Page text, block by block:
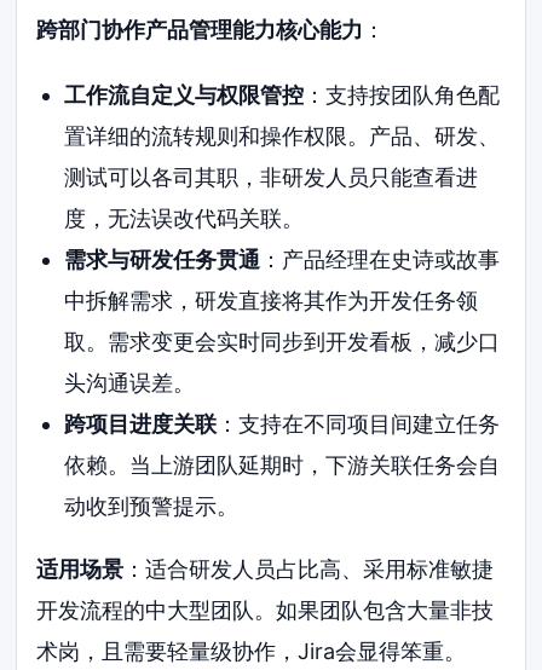
跨部门协作产品管理能力核心能力 ：
工作流自定义与权限管控：支持按团队角色配
置详细的流转规则和操作权限。产品、研发、
测试可以各司其职，非研发人员只能查看进
度，无法误改代码关联。
需求与研发任务贯通 ：产品经理在史诗或故事
中拆解需求，研发直接将其作为开发任务领
取。需求变更会实时同步到开发看板，减少口
头沟通误差。
跨项目进度关联：支持在不同项目间建立任务
依赖。当上游团队延期时，下游关联任务会自
动收到预警提示。
适用场景 ：适合研发人员占比高、采用标准敏捷
开发流程的中大型团队。如果团队包含大量非技
术岗，且需要轻量级协作，Jira会显得笨重。